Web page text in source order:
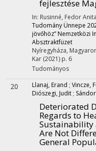
fejlesztése
In: Rusinné, Fedor
Tudomány Ünnepe
jövőhöz” Nemzetközi
Absztraktfüzet
Nyíregyháza,
Kar (2021) p. 6
Tudományos
20 Llanaj, Erand ; Vincze,
Diószegi, Judit ;
Deteriorated
Regards to
Sustainability
Are Not
General